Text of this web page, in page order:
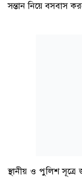
সন্তান নিয়ে বসবাস
স্থানীয় ও পুলিশ সূত্রে